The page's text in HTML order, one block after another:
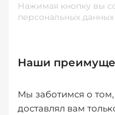
Нажимая кнопку вы
персональных данных
Наши
Мы заботимся о
доставлял вам